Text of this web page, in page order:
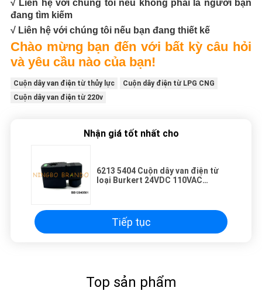
√ Liên hệ với chúng tôi nếu không phải là người bạn
đang tìm kiếm
√ Liên hệ với chúng tôi nếu bạn đang thiết kế
Chào mừng bạn đến với bất kỳ câu hỏi
và yêu cầu nào của bạn!
Cuộn dây van điện từ thủy lực
Cuộn dây điện từ LPG CNG
Cuộn dây van điện từ 220v
Nhận giá tốt nhất cho
6213 5404 Cuộn dây van điện từ
loại Burkert 24VDC 110VAC
Tiếp tục
Top sản phẩm